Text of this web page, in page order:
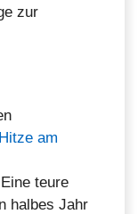
zur
Hitze am
teure
halbes Jahr